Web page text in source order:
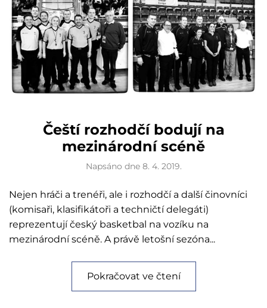
Čeští rozhodčí bodují na
mezinárodní scéně
Napsáno dne 8. 4. 2019.
Nejen hráči a trenéři, ale i rozhodčí a další činovníci
(komisaři, klasifikátoři a techničtí delegáti)
reprezentují český basketbal na vozíku na
mezinárodní scéně. A právě letošní sezóna...
Pokračovat ve čtení